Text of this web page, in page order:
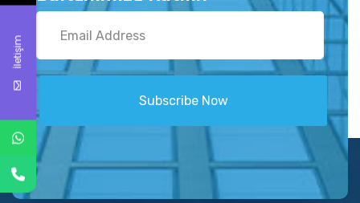
Subscribe Now
İletişim